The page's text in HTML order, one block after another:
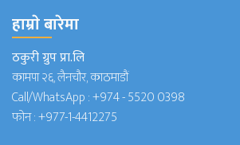
हाम्राे बारेमा
ठकुरी ग्रुप प्रा.लि
कामपा २६, लैनचौर, काठमाडौं
Call/WhatsApp :+974 - 5520 0398
फोन :+977-1-4412275